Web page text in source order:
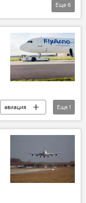
Еще 6
авиация
Еще 1